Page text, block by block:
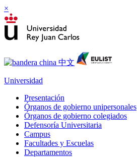
×
Universidad
Presentación
Órganos de gobierno unipersonales
Órganos de gobierno colegiados
Defensoría Universitaria
Campus
Facultades y Escuelas
Departamentos